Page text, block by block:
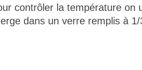
contrôler la température on
dans un verre remplis à